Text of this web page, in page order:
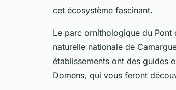
cet écosystème fascinant.
Le parc ornithologique du Pont
naturelle nationale de
établissements ont des guides
Domens, qui vous feront